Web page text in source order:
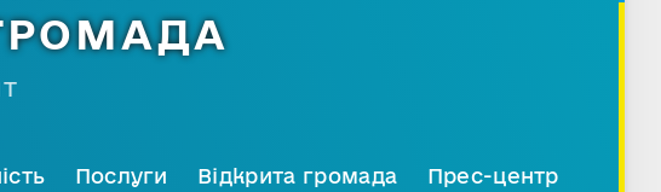
Послуги Відкрита громада Прес-центр